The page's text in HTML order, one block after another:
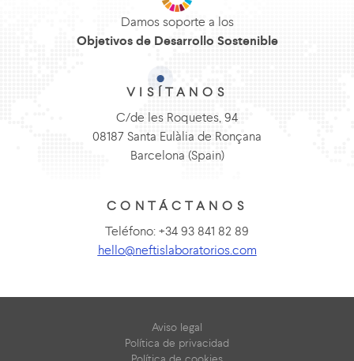
Damos soporte a los
Objetivos de Desarrollo Sostenible
VISÍTANOS
C/de les Roquetes, 94
08187 Santa Eulàlia de Ronçana
Barcelona (Spain)
CONTÁCTANOS
Teléfono: +34 93 841 82 89
hello@neftislaboratorios.com
Aviso legal
Política de privacidad